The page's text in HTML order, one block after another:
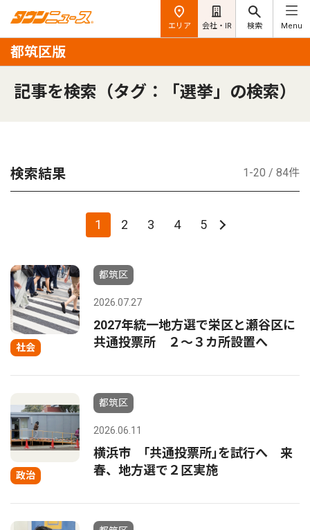
エリア 会社・IR 検索 Menu
都筑区版
記事を検索（タグ：「選挙」の検索）
検索結果 1-20 / 84件
1 2 3 4 5
社会
都筑区
2026.07.27
2027年統一地方選で栄区と瀬谷区に
共通投票所 ２〜３カ所設置へ
政治
都筑区
2026.06.11
横浜市 ｢共通投票所｣を試行へ 来
春、地方選で２区実施